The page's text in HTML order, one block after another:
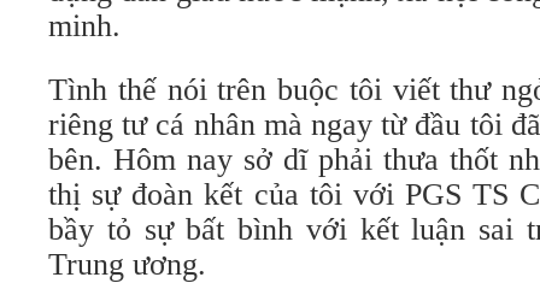
minh.
Tình thế nói trên buộc tôi viết thư
riêng tư cá nhân mà ngay từ đầu tôi
bên. Hôm nay sở dĩ phải thưa thốt
thị sự đoàn kết của tôi với PGS TS
bầy tỏ sự bất bình với kết luận sai
Trung ương.